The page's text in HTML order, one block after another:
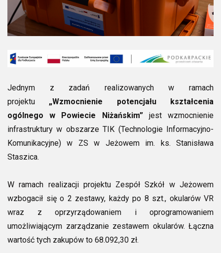
Jednym z zadań realizowanych w ramach
projektu „Wzmocnienie potencjału kształcenia
ogólnego w Powiecie Niżańskim” jest wzmocnienie
infrastruktury w obszarze TIK (Technologie Informacyjno-
Komunikacyjne) w ZS w Jeżowem im. ks. Stanisława
Staszica.
W ramach realizacji projektu Zespół Szkół w Jeżowem
wzbogacił się o 2 zestawy, każdy po 8 szt., okularów VR
wraz z oprzyrządowaniem i oprogramowaniem
umożliwiającym zarządzanie zestawem okularów. Łączna
wartość tych zakupów to 68.092,30 zł.